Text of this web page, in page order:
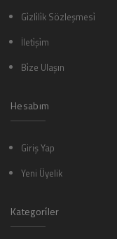
Gi̇zli̇li̇k Sözleşmesi̇
İleti̇şi̇m
Bi̇ze Ulaşın
Hesabım
Giriş Yap
Yeni Üyelik
Kategori̇ler